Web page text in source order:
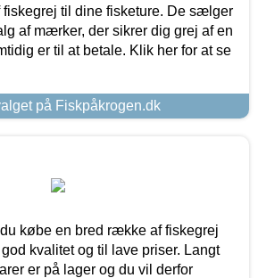
fiskegrej til dine fisketure. De sælger
af mærker, der sikrer dig grej af en
er til at betale. Klik her for at se
på Fiskpåkrogen.dk
købe en bred række af fiskegrej
kvalitet og til lave priser. Langt
er på lager og du vil derfor